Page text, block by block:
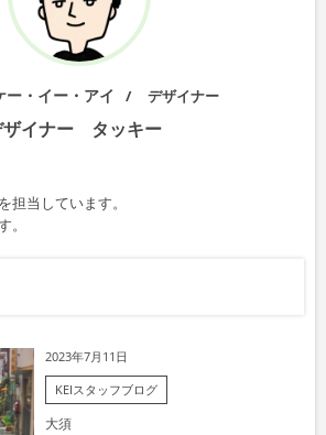
ー・イー・アイ デザイナー
ザイナー タッキー
担当しています。
。
2023年7月11日
KEIスタッフブログ
大須